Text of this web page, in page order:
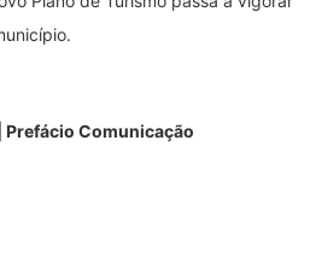
Comunicação